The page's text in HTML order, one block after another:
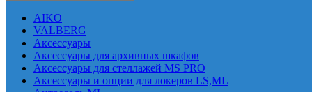
AIKO
VALBERG
Аксессуары
Аксессуары для архивных шкафов
Аксессуары для стеллажей MS PRO
Аксессуары и опции для локеров LS,ML